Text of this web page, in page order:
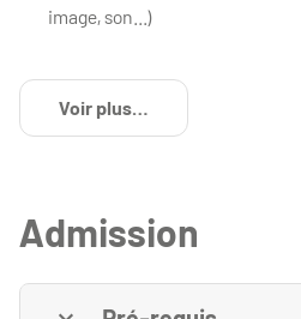
image, son...)
Voir plusde détails
Admission